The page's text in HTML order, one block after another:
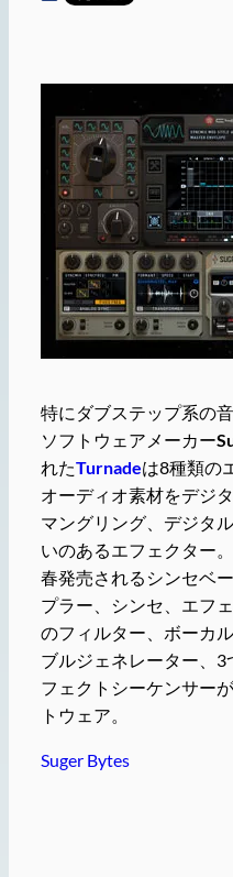
特にダブステップ系の
ソフトウェアメーカー
れたTurnadeは8種類の
オーディオ素材をデジ
マングリング、デジタ
いのあるエフェクター
春発売されるシンセベ
プラー、シンセ、エフ
のフィルター、ボーカ
ブルジェネレーター、
フェクトシーケンサー
トウェア。
Suger Bytes